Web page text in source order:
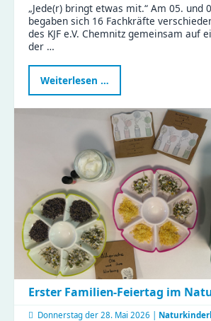
„Jede(r) bringt etwas mit.“ Am 05. und
begaben sich 16 Fachkräfte
des KJF e.V. Chemnitz gemeinsam auf
der …
Weiterlesen …
Fortbildung
Familienrat
in
Chemnitz
–
KJF-
Fachkräfte
starten
weiter
durch
Erster Familien-Feiertag im
Donnerstag der 28. Mai 2026 |